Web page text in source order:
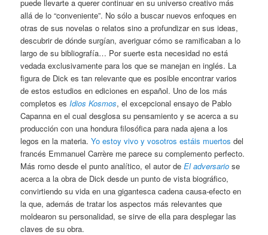
puede llevarte a querer continuar en su universo creativo más
allá de lo “conveniente”. No sólo a buscar nuevos enfoques en
otras de sus novelas o relatos sino a profundizar en sus ideas,
descubrir de dónde surgían, averiguar cómo se ramificaban a lo
largo de su bibliografía… Por suerte esta necesidad no está
vedada exclusivamente para los que se manejan en inglés. La
figura de Dick es tan relevante que es posible encontrar varios
de estos estudios en ediciones en español. Uno de los más
completos es Idios Kosmos, el excepcional ensayo de Pablo
Capanna en el cual desglosa su pensamiento y se acerca a su
producción con una hondura filosófica para nada ajena a los
legos en la materia.Yo estoy vivo y vosotros estáis muertos del
francés Emmanuel Carrère me parece su complemento perfecto.
Más romo desde el punto analítico, el autor deEl adversario se
acerca a la obra de Dick desde un punto de vista biográfico,
convirtiendo su vida en una gigantesca cadena causa-efecto en
la que, además de tratar los aspectos más relevantes que
moldearon su personalidad, se sirve de ella para desplegar las
claves de su obra.